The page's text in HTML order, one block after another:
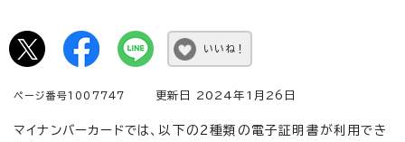
いいね！
ページ番号1007747 更新日 2024年1月26日
マイナンバーカードでは、以下の2種類の電子証明書が利用でき